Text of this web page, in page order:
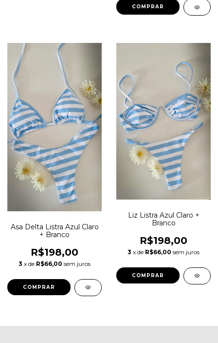
COMPRAR
Asa Delta Listra Azul Claro
+ Branco
R$198,00
3 x de R$66,00 sem juros
COMPRAR
Liz Listra Azul Claro +
Branco
R$198,00
3 x de R$66,00 sem juros
COMPRAR